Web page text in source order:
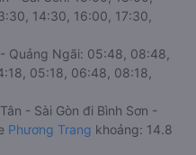
14:30, 16:00, 17:30,
Quảng Ngãi: 05:48, 08:48,
05:18, 06:48, 08:18,
- Sài Gòn đi Bình Sơn -
Phương Trang khoảng: 14.8